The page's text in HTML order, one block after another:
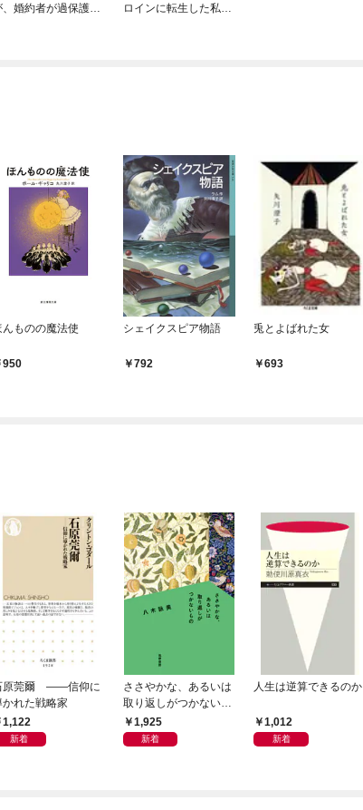
、婚約者が過保護す
ロインに転生した私、
んものの魔法使
950
シェイクスピア物語
792
兎とよばれた女
693
原莞爾 ――信仰に
かれた戦略家
1,122
新着
ささやかな、あるいは
取り返しがつかないも
の1,925
新着
人生は逆算できるのか
1,012
新着